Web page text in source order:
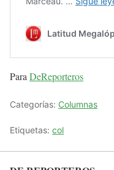
Para DeReporteros
Categorías: Columnas
Etiquetas: col